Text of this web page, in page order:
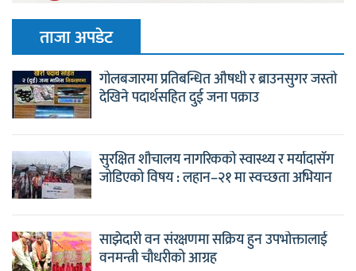
ताजा अपडेट
गोलबजारमा प्रतिबन्धित औषधी र ब्राउनसुगर जस्तो
देखिने पदार्थसहित दुई जना पक्राउ
सुरक्षित शौचालय नागरिकको स्वास्थ्य र मर्यादासँग
जोडिएको विषय : लहान–२१ मा स्वच्छता अभियान
साझेदारी वन संरक्षणमा सक्रिय हुन उपभोक्तालाई
वनमन्त्री चौधरीको आग्रह